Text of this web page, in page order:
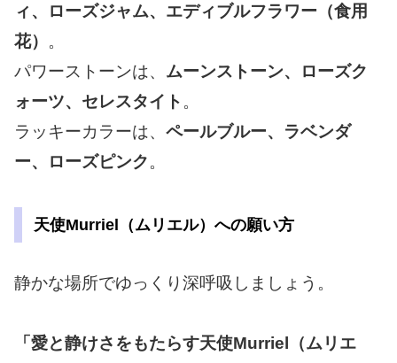
ィ、ローズジャム、エディブルフラワー（食用
花） 。
パワーストーンは、 ムーンストーン、ローズク
ォーツ、セレスタイト 。
ラッキーカラーは、 ペールブルー、ラベンダ
ー、
ローズピンク。
天使Murriel（ムリエル）への願い方
静かな場所でゆっくり深呼吸しましょう。
「愛と静けさをもたらす天使Murriel（ムリエ